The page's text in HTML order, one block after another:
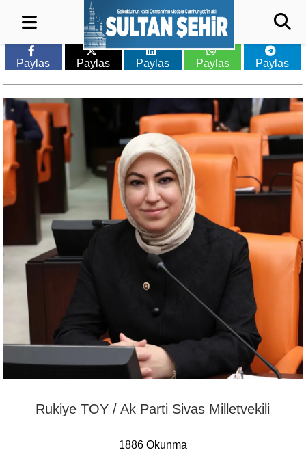
Paylas Paylas Paylas Paylas Paylas
Rukiye TOY / Ak Parti Sivas Milletvekili
1886 Okunma